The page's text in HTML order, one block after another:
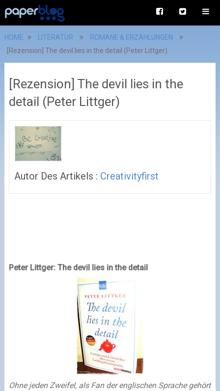
HOME LITERATUR
ROMANE & ERZÄHLUNGEN
[Rezension] The devil lies in the detail (Peter Littger)
[Rezension] The devil lies in the
detail (Peter Littger)
Autor Des Artikels : Creativityfirst
Peter Littger: The devil lies in the detail
Ohne jeden Zweifel, als Fan der englischen Sprache gehört